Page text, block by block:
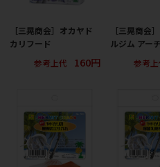
［三晃商会］オカヤド
カリフード
参考上代
160円
［三晃商会
ルジム アーチ
参考上